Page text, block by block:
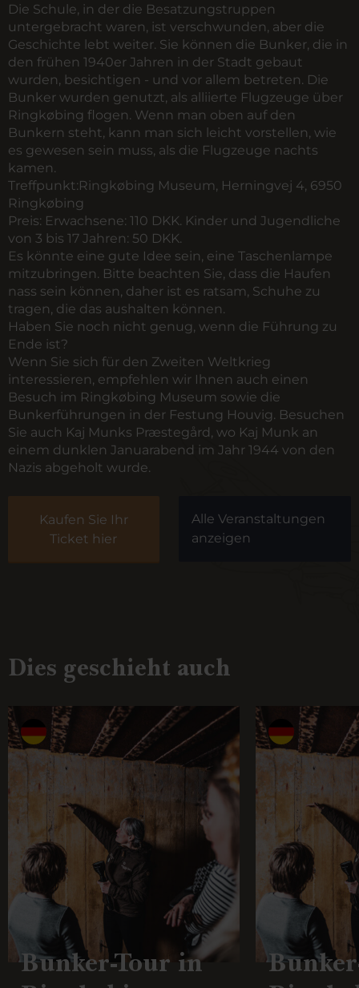
Die Schule, in der die Besatzungstruppen
untergebracht waren, ist verschwunden, aber die
Geschichte lebt weiter. Sie können die Bunker, die in
den frühen 1940er Jahren in der Stadt gebaut
wurden, besichtigen - und vor allem betreten. Die
Bunker wurden genutzt, als alliierte Flugzeuge über
Ringkøbing flogen. Wenn man oben auf den
Bunkern steht, kann man sich leicht vorstellen, wie
es gewesen sein muss, als die Flugzeuge nachts
kamen.
Treffpunkt:Ringkøbing Museum, Herningvej 4, 6950
Ringkøbing
Preis: Erwachsene: 110 DKK. Kinder und Jugendliche
von 3 bis 17 Jahren: 50 DKK.
Es könnte eine gute Idee sein, eine Taschenlampe
mitzubringen. Bitte beachten Sie, dass die Haufen
nass sein können, daher ist es ratsam, Schuhe zu
tragen, die das aushalten können.
Haben Sie noch nicht genug, wenn die Führung zu
Ende ist?
Wenn Sie sich für den Zweiten Weltkrieg
interessieren, empfehlen wir Ihnen auch einen
Besuch im Ringkøbing Museum sowie die
Bunkerführungen in der Festung Houvig. Besuchen
Sie auch Kaj Munks Præstegård, wo Kaj Munk an
einem dunklen Januarabend im Jahr 1944 von den
Nazis abgeholt wurde.
Kaufen Sie Ihr
Ticket hier
Alle Veranstaltungen
anzeigen
Dies geschieht auch
Bunker-Tour in